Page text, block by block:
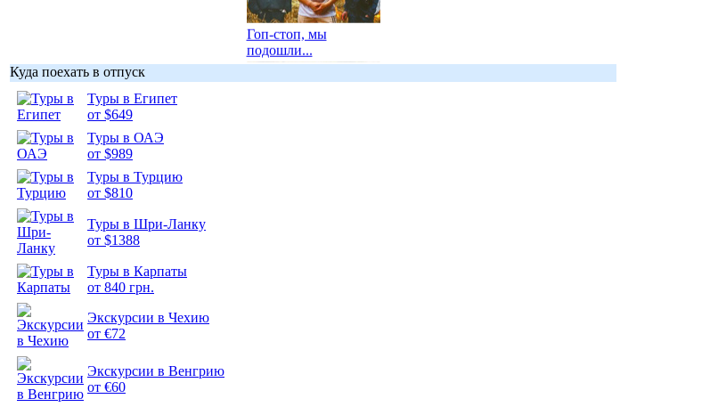
Гоп-стоп, мы
подошли...
Куда поехать в отпуск
Туры в Египет
от $649
Туры в ОАЭ
от $989
Туры в Турцию
от $810
Туры в Шри-Ланку
от $1388
Туры в Карпаты
от 840 грн.
Экскурсии в Чехию
от €72
Экскурсии в Венгрию
от €60